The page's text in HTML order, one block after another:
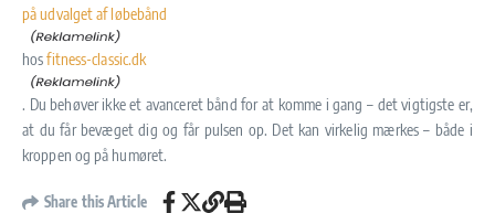
på udvalget af løbebånd
hosfitness-classic.dk
. Du behøver ikke et avanceret bånd for at komme i gang – det vigtigste er,
at du får bevæget dig og får pulsen op. Det kan virkelig mærkes – både i
kroppen og på humøret.
Share this Article